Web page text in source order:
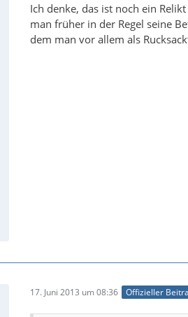
Ich denke, das ist noch ein
man früher in der Regel seine
dem man vor allem als
17. Juni 2013 um 08:36 Offizieller